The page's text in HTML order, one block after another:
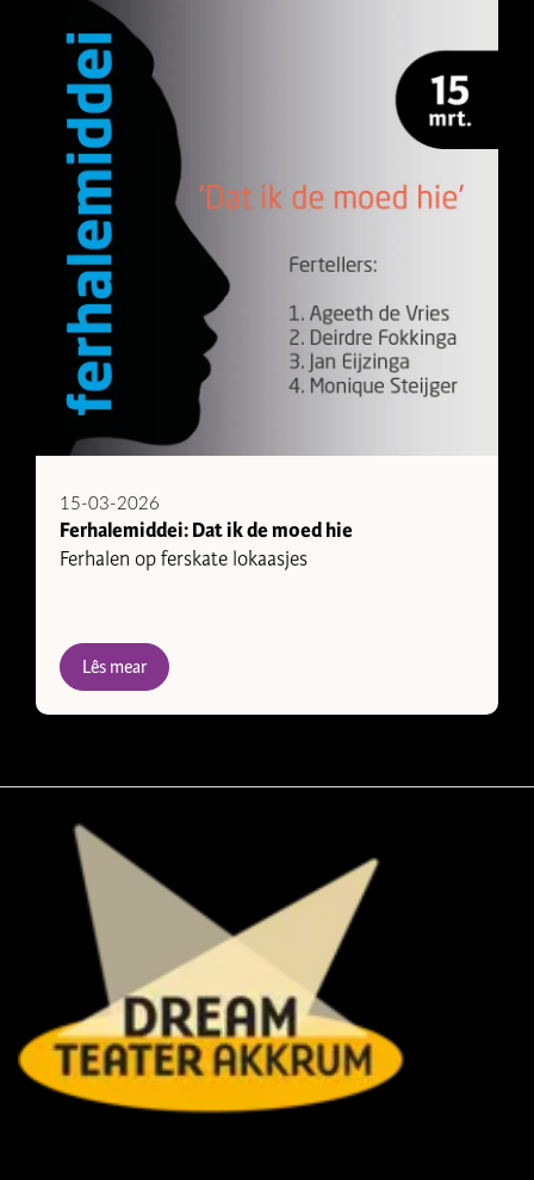
15-03-2026
Ferhalemiddei: Dat ik de moed hie
Ferhalen op ferskate lokaasjes
Lês mear